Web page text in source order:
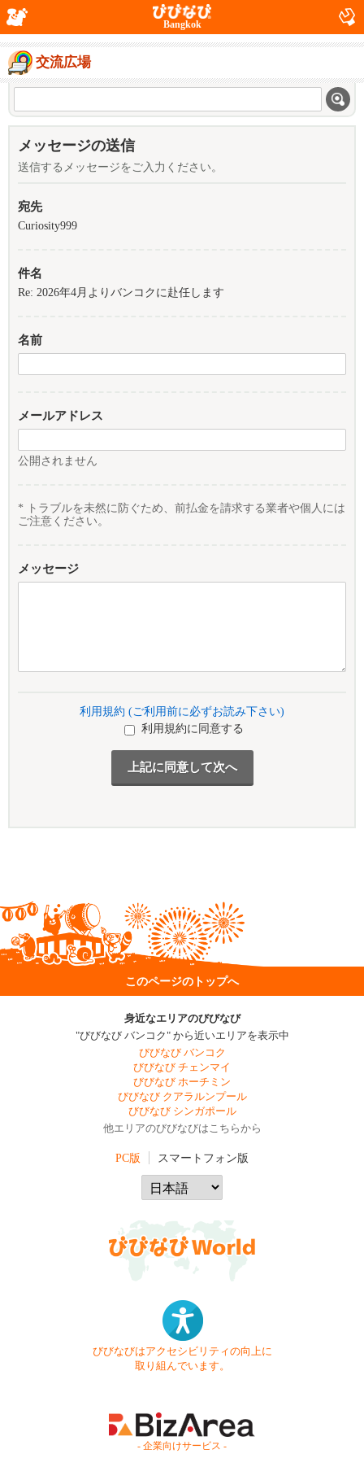
Bangkok
交流広場
メッセージの送信
送信するメッセージをご入力ください。
宛先
Curiosity999
件名
Re: 2026年4月よりバンコクに赴任します
名前
メールアドレス
公開されません
* トラブルを未然に防ぐため、前払金を請求する業者や個人には
ご注意ください。
メッセージ
利用規約 (ご利用前に必ずお読み下さい)
利用規約に同意する
このページのトップへ
身近なエリアのびびなび
"びびなび バンコク" から近いエリアを表示中
びびなび バンコク
びびなび チェンマイ
びびなび ホーチミン
びびなび クアラルンプール
びびなび シンガポール
他エリアのびびなびはこちらから
PC版 スマートフォン版
びびなびはアクセシビリティの向上に
取り組んでいます。
- 企業向けサービス -